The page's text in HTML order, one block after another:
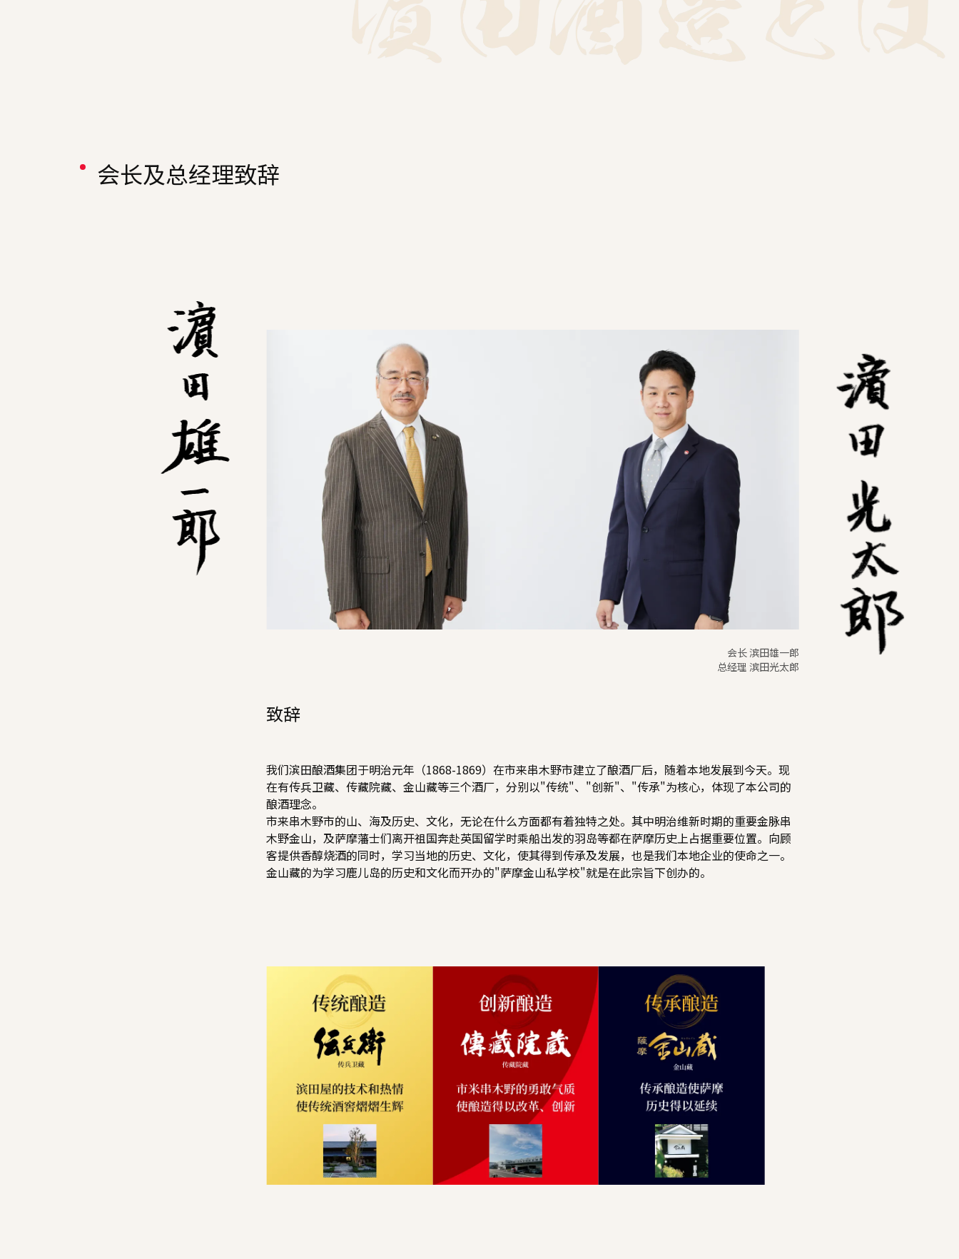
首页
概念
会长及总经理致辞
会长 滨田雄一郎
总经理 滨田光太郎
致辞
我们滨田酿酒集团于明治元年（1868-1869）在市来串木野市建立了酿酒厂后，随着本地发展到今天。现
在有传兵卫藏、传藏院藏、金山藏等三个酒厂，分别以"传统"、"创新"、"传承"为核心，体现了本公司的
酿酒理念。
市来串木野市的山、海及历史、文化，无论在什么方面都有着独特之处。其中明治维新时期的重要金脉串
木野金山，及萨摩藩士们离开祖国奔赴英国留学时乘船出发的羽岛等都在萨摩历史上占据重要位置。向顾
客提供香醇烧酒的同时，学习当地的历史、文化，使其得到传承及发展，也是我们本地企业的使命之一。
金山藏的为学习鹿儿岛的历史和文化而开办的"萨摩金山私学校"就是在此宗旨下创办的。